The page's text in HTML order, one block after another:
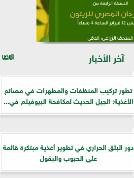
آخر الأخبار
تطور تركيب المنظفات والمطهرات في مصانع
الأغذية: الجيل الحديث لمكافحة البيوفيلم في...
دور البثق الحراري في تطوير أغذية مبتكرة قائمة
علي الحبوب والبقول